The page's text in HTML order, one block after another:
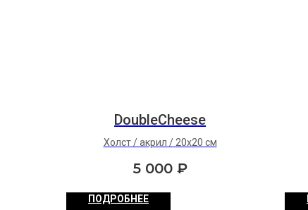
DoubleCheese
Холст / акрил / 20х20 см
5 000 ₽
ПОДРОБНЕЕ